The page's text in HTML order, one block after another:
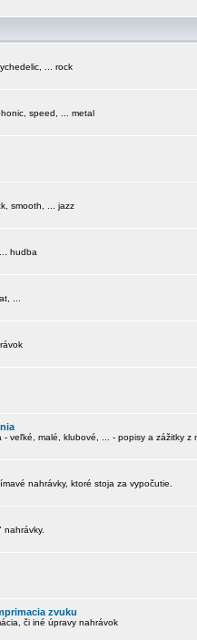
... rock
speed, ... metal
smooth, ... jazz
hudba
...
veľké, malé, klubové, ... - popisy a zážitky z
nahrávky, ktoré stoja za vypočutie.
zvuku
či iné úpravy nahrávok